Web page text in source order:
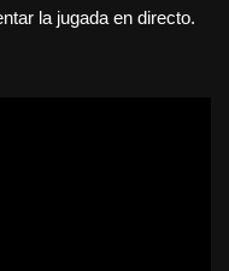
la jugada en directo.